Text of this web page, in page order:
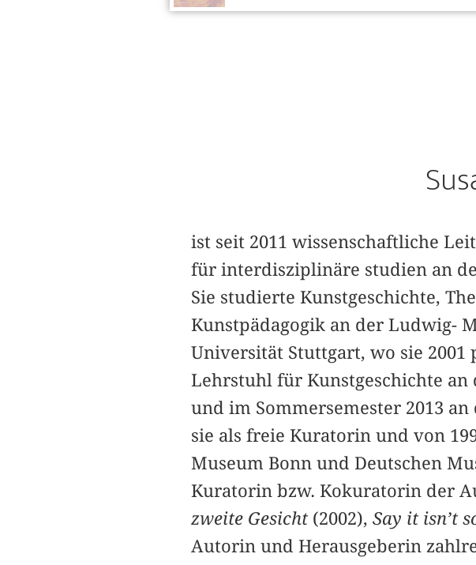
ist seit 2011 wissenschaftliche
für interdisziplinäre studien an
Sie studierte Kunstgeschichte,
Kunstpädagogik an der Ludwig-
Universität Stuttgart, wo sie 2001
Lehrstuhl für Kunstgeschichte
und im Sommersemester 2013
sie als freie Kuratorin und von
Museum Bonn und Deutschen
Kuratorin bzw. Kokuratorin der
zweite Gesicht (2002), Say it isn’t
Autorin und Herausgeberin